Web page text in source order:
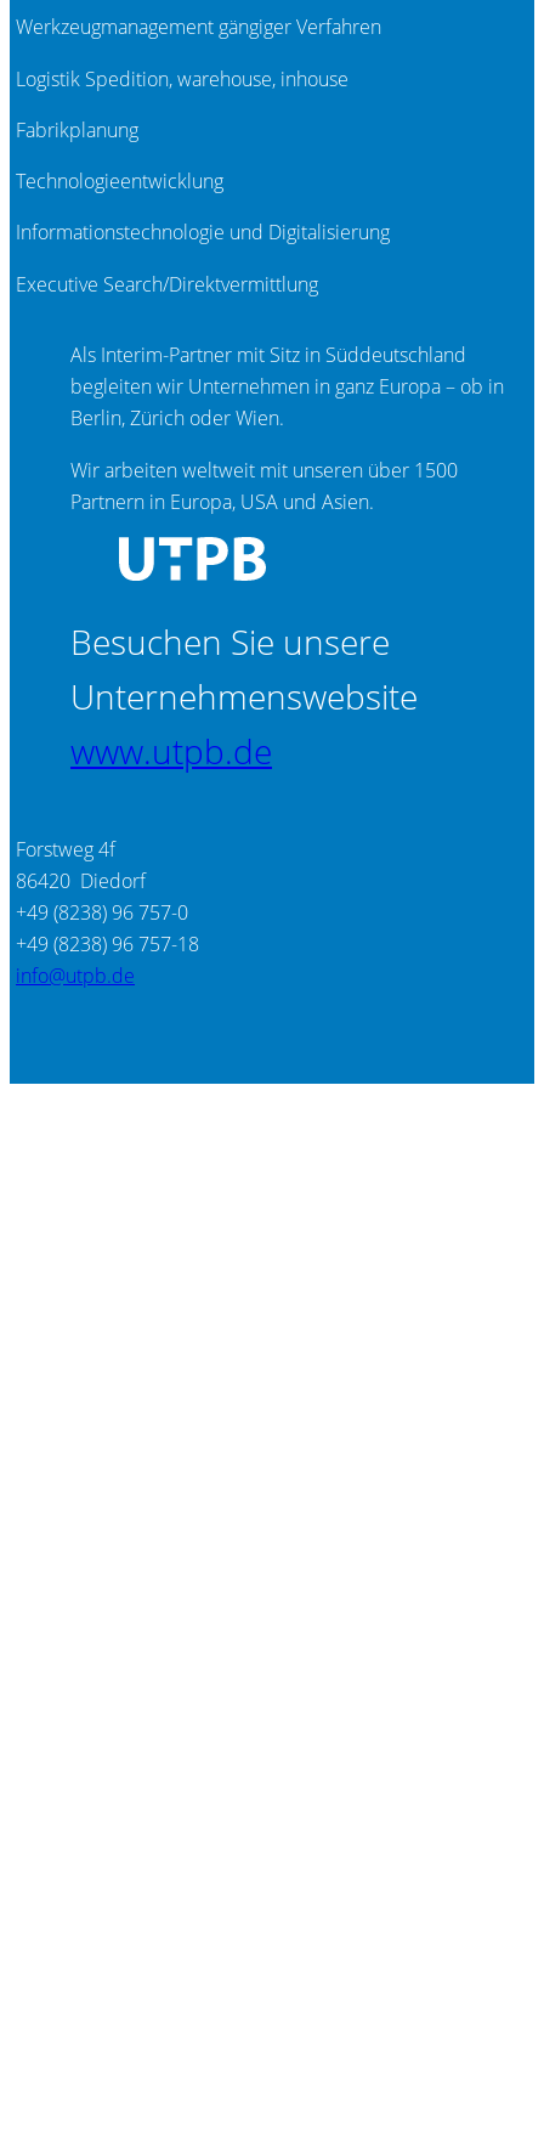
Werkzeugmanagement gängiger Verfahren
Logistik Spedition, warehouse, inhouse
Fabrikplanung
Technologieentwicklung
Informationstechnologie und Digitalisierung
Executive Search/Direktvermittlung
Als Interim-Partner mit Sitz in Süddeutschland
begleiten wir Unternehmen in ganz Europa – ob in
Berlin, Zürich oder Wien.
Wir arbeiten weltweit mit unseren über 1500
Partnern in Europa, USA und Asien.
Besuchen Sie unsere
Unternehmenswebsite
www.utpb.de
Forstweg 4f
86420 Diedorf
+49 (8238) 96 757-0
+49 (8238) 96 757-18
info@utpb.de